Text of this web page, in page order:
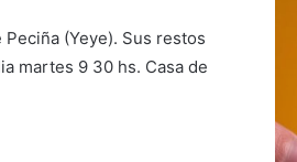
Peciña (Yeye). Sus restos
martes 9 30 hs. Casa de